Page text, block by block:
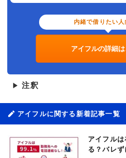
内緒で借りたい
アイフルの詳細
▶ 注釈
アイフルに関する新着記事一覧
アイフル
る？バレ